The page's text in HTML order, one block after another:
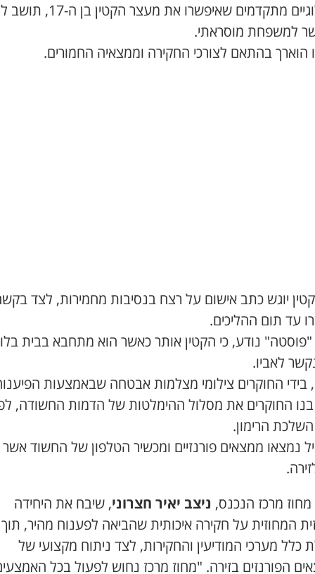
טכנולוגיים מתקדמים שאיפשרו את מעצר הקטין בן
למשפחת מוסראתי.
הוארך בהתאם לצורכי החקירה וממצאיה החמורים.
יוגש כתב אישום על רצח בנסיבות מחמירות, לצד
עד תום ההליכים.
נודע, כי הקטין אותר כאשר הוא מתחבא בבית
לאביו.
בידי החוקרים צילומי מצלמות אבטחה שבאמצעות
החוקרים את מסלול ההימלטות של הדמות החשודה,
השלכת הרימון.
נמצאו ממצאים פורנזיים ומכשיר הטלפון של החשוד
מרכז הנכנס, ניצב יאיר חצרוני, שיבח את היחידה
המחוזית על חקירה איכותית שהביאה לפענוח מהיר, תוך
כלל מערכי המודיעין והחקירות, לצד ניתוח מקצועי של
הפורנזים בזירה. "מחוז מרכז נחוש לפעול בכל